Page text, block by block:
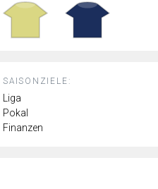
SAISONZIELE:
Liga
Pokal
Finanzen